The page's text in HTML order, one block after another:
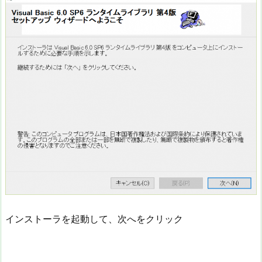
インストーラを起動して、次へをクリック